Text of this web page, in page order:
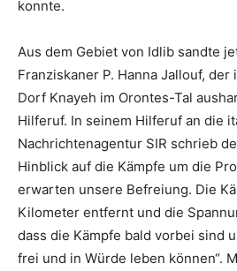
konnte.
Aus dem Gebiet von Idlib sandte
Franziskaner P. Hanna Jallouf,
Dorf Knayeh im Orontes-Tal
Hilferuf. In seinem Hilferuf an die
Nachrichtenagentur SIR schrieb
Hinblick auf die Kämpfe um die
erwarten unsere Befreiung. Die
Kilometer entfernt und die
dass die Kämpfe bald vorbei sind
frei und in Würde leben können“.